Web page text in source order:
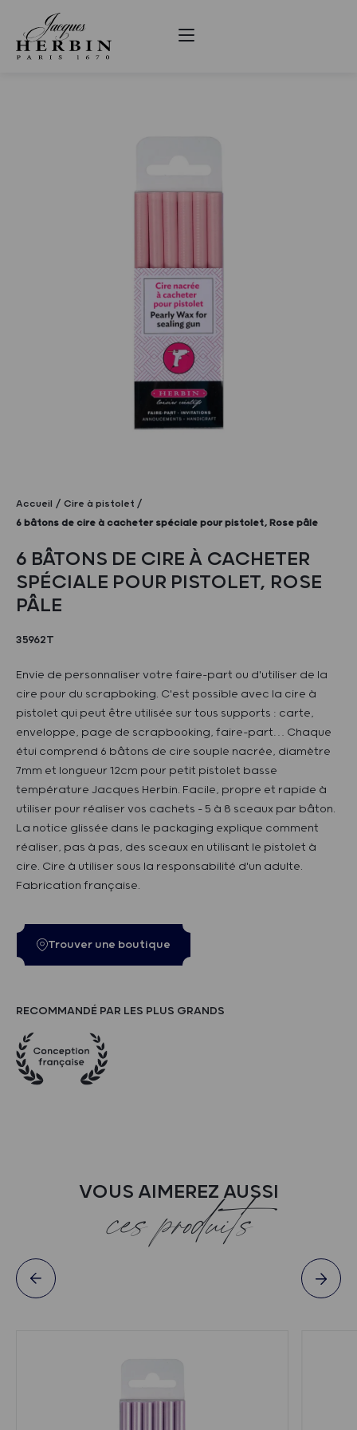
Accueil
Cire à pistolet
6 bâtons de cire à cacheter spéciale pour pistolet, Rose pâle
6 BÂTONS DE CIRE À CACHETER
SPÉCIALE POUR PISTOLET, ROSE
PÂLE
35962T
Envie de personnaliser votre faire-part ou d'utiliser de la
cire pour du scrapboking. C'est possible avec la cire à
pistolet qui peut être utilisée sur tous supports : carte,
enveloppe, page de scrapbooking, faire-part… Chaque
étui comprend 6 bâtons de cire souple nacrée, diamètre
7mm et longueur 12cm pour petit pistolet basse
température Jacques Herbin. Facile, propre et rapide à
utiliser pour réaliser vos cachets - 5 à 8 sceaux par bâton.
La notice glissée dans le packaging explique comment
réaliser, pas à pas, des sceaux en utilisant le pistolet à
cire. Cire à utiliser sous la responsabilité d'un adulte.
Fabrication française.
Trouver une boutique
RECOMMANDÉ PAR LES PLUS GRANDS
VOUS AIMEREZ AUSSI
ces produits